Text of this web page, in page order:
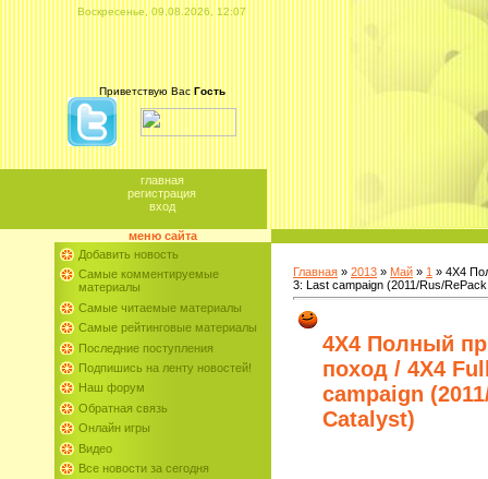
Воскресенье, 09.08.2026, 12:07
Приветствую Вас Гость
главная
регистрация
вход
меню сайта
Добавить новость
Самые комментируемые
материалы
Самые читаемые материалы
Самые рейтинговые материалы
Последние поступления
Подпишись на ленту новостей!
Наш форум
Обратная связь
Онлайн игры
Видео
Все новости за сегодня
Главная » 2013 » Май » 1 » 4X4
3: Last campaign (2011/Rus/
4X4 Полный
поход / 4X4
campaign
Catalyst)